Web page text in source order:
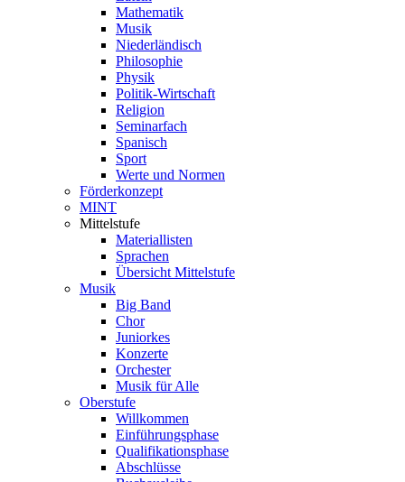
Mathematik
Musik
Niederländisch
Philosophie
Physik
Politik-Wirtschaft
Religion
Seminarfach
Spanisch
Sport
Werte und Normen
Förderkonzept
MINT
Mittelstufe
Materiallisten
Sprachen
Übersicht Mittelstufe
Musik
Big Band
Chor
Juniorkes
Konzerte
Orchester
Musik für Alle
Oberstufe
Willkommen
Einführungsphase
Qualifikationsphase
Abschlüsse